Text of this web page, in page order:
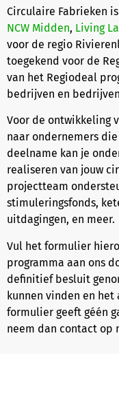
Circulaire Fabrieken
NCW Midden, Living
voor de regio
toegekend voor de
van het Regiodeal
bedrijven en
Voor de ontwikkeling
naar ondernemers
deelname kan je
realiseren van jouw
projectteam
stimuleringsfonds,
uitdagingen, en meer.
Vul het formulier
programma aan ons
definitief besluit
kunnen vinden en
formulier geeft géén
neem dan contact op